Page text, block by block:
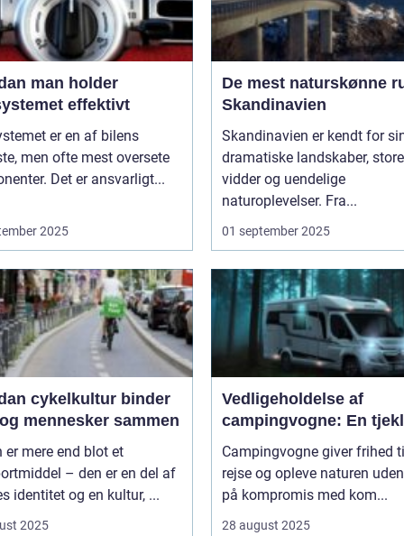
man holder
effektivt
er en af bilens
men ofte mest oversete
Det er ansvarligt...
2025
De mest naturskønne
Skandinavien
Skandinavien er kendt for
dramatiske landskaber, store
vidder og uendelige
naturoplevelser. Fra...
01 september 2025
cykelkultur binder
mennesker sammen
er mere end blot et
– den er en del af
identitet og en kultur, ...
2025
Vedligeholdelse af
campingvogne: En
Campingvogne giver frihed
rejse og opleve naturen
på kompromis med kom...
28 august 2025